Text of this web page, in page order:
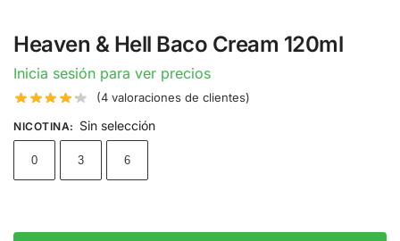
Heaven & Hell Baco Cream 120ml
Inicia sesión para ver precios
(4 valoraciones de clientes)
NICOTINA: Sin selección
0 3 6